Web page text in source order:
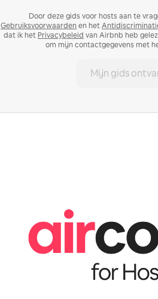
Door deze gids voor hosts aan te
Gebruiksvoorwaarden en het
dat ik het Privacybeleid van Airbnb heb
om mijn contactgegevens met
Mijn gids